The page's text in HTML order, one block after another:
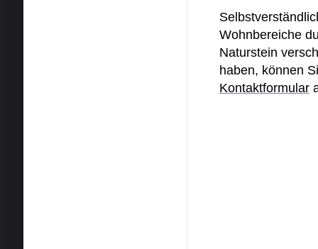
Wohnbereiche
Naturstein
haben, können
Kontaktformular